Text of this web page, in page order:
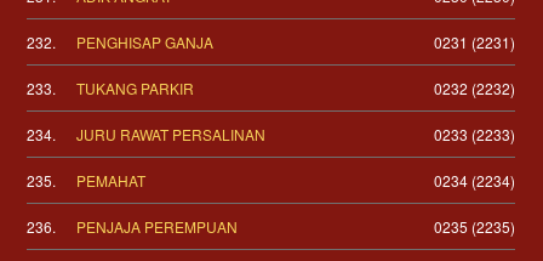
232. PENGHISAP GANJA 0231 (2231)
233. TUKANG PARKIR 0232 (2232)
234. JURU RAWAT PERSALINAN 0233 (2233)
235. PEMAHAT 0234 (2234)
236. PENJAJA PEREMPUAN 0235 (2235)